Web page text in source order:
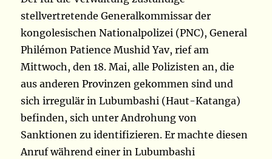
stellvertretende Generalkommissar der
kongolesischen Nationalpolizei (PNC), General
Philémon Patience Mushid Yav, rief am
Mittwoch, den 18. Mai, alle Polizisten an, die
aus anderen Provinzen gekommen sind und
sich irregulär in Lubumbashi (Haut-Katanga)
befinden, sich unter Androhung von
Sanktionen zu identifizieren. Er machte diesen
Anruf während einer in Lubumbashi